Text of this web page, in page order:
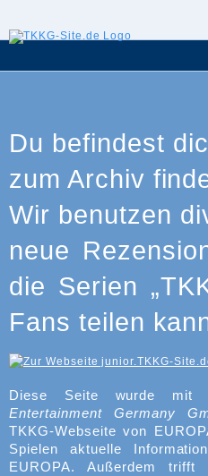
Du befindest
zum Archiv
Wir benutzen
neue
die Serien
Fans teilen
Diese Seite wurde mit
Entertainment Germany
TKKG-Webseite von
Spielen aktuelle
EUROPA. Außerdem